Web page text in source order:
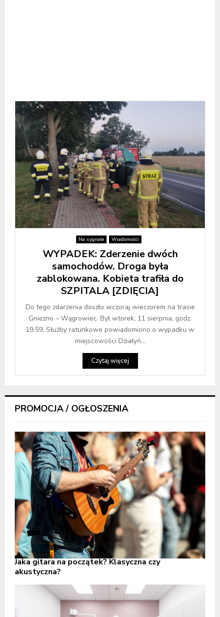
Na sygnale Wiadomości
WYPADEK: Zderzenie dwóch
samochodów. Droga była
zablokowana. Kobieta trafiła do
SZPITALA [ZDIĘCIA]
Do tego zdarzenia doszło wczoraj wieczorem na trasie
Gniezno – Wągrowiec. Był wtorek, 11 sierpnia, godz.
19.59. Służby ratunkowe powiadomiono o wypadku w
miejscowości Działyń...
Czytaj więcej
PROMOCJA / OGŁOSZENIA
Jaka gitara na początek? Klasyczna czy
akustyczna?